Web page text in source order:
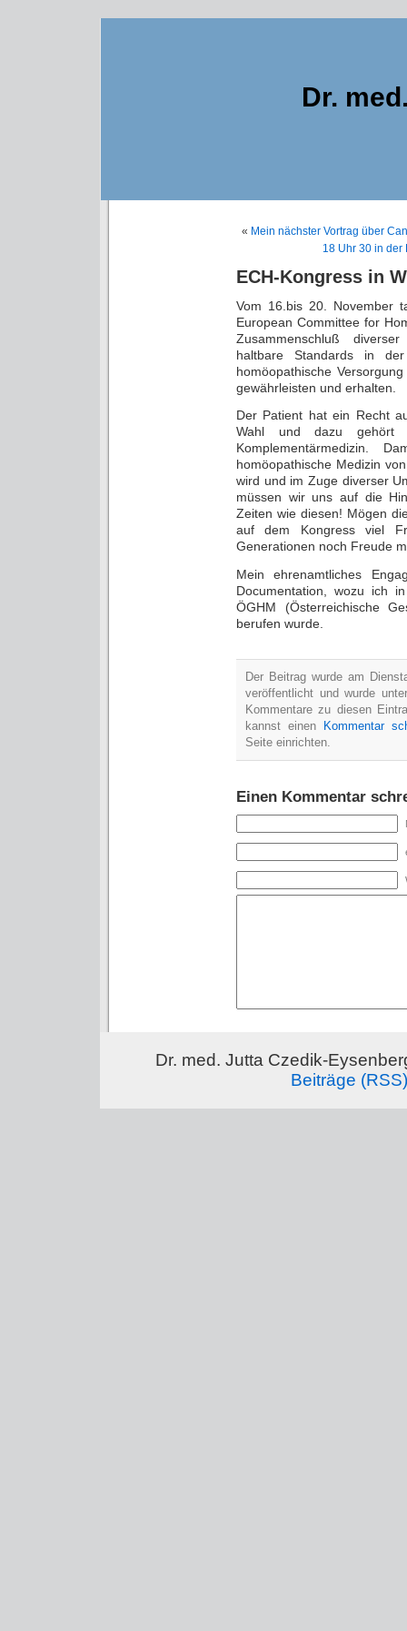
Dr.
« Mein nächster Vortrag über
18 Uhr 30 in der
ECH-Kongress in
Vom 16.bis 20. November
European Committee for
Zusammenschluß
haltbare Standards in
homöopathische
gewährleisten und erhalten.
Der Patient hat ein Recht
Wahl und dazu gehört
Komplementärmedizin.
homöopathische Medizin
wird und im Zuge diverser
müssen wir uns auf die
Zeiten wie diesen! Mögen
auf dem Kongress viel
Generationen noch Freude
Mein ehrenamtliches
Documentation, wozu ich
ÖGHM (Österreichische
berufen wurde.
Der Beitrag wurde am
veröffentlicht und wurde
Kommentare zu diesen
kannst einen
Kommentar
Seite einrichten.
Einen Kommentar
Dr. med. Jutta Czedik-
Beiträge (RSS)